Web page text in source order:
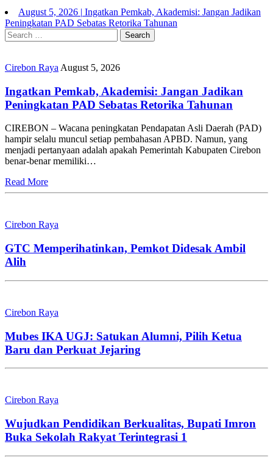
August 5, 2026 | Ingatkan Pemkab, Akademisi: Jangan Jadikan
Peningkatan PAD Sebatas Retorika Tahunan
Search
for:
Cirebon Raya August 5, 2026
Ingatkan Pemkab, Akademisi: Jangan Jadikan
Peningkatan PAD Sebatas Retorika Tahunan
CIREBON – Wacana peningkatan Pendapatan Asli Daerah (PAD)
hampir selalu muncul setiap pembahasan APBD. Namun, yang
menjadi pertanyaan adalah apakah Pemerintah Kabupaten Cirebon
benar-benar memiliki…
Read More
Cirebon Raya
GTC Memperihatinkan, Pemkot Didesak Ambil
Alih
Cirebon Raya
Mubes IKA UGJ: Satukan Alumni, Pilih Ketua
Baru dan Perkuat Jejaring
Cirebon Raya
Wujudkan Pendidikan Berkualitas, Bupati Imron
Buka Sekolah Rakyat Terintegrasi 1